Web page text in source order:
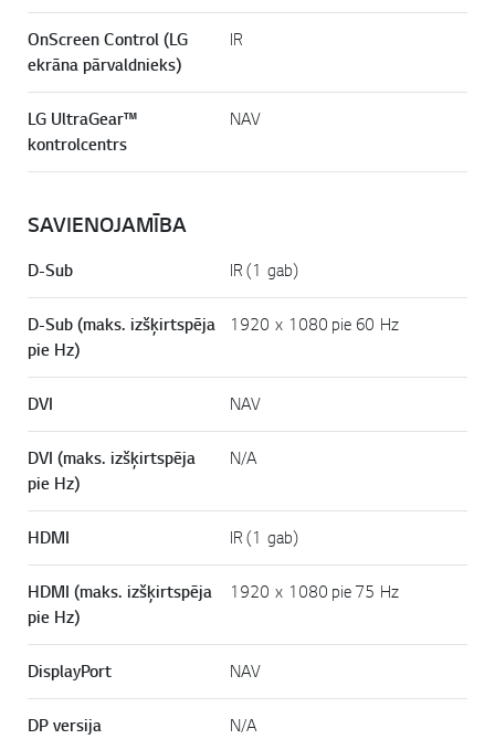
OnScreen Control (LG
ekrāna pārvaldnieks)
IR
LG UltraGear™
kontrolcentrs
NAV
SAVIENOJAMĪBA
D-Sub IR (1 gab)
D-Sub (maks. izšķirtspēja
pie Hz)
1920 x 1080 pie 60 Hz
DVI NAV
DVI (maks. izšķirtspēja
pie Hz)
N/A
HDMI IR (1 gab)
HDMI (maks. izšķirtspēja
pie Hz)
1920 x 1080 pie 75 Hz
DisplayPort NAV
DP versija N/A